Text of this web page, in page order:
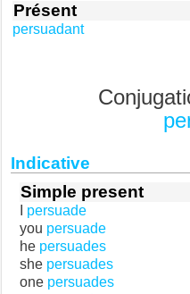
Présent
persuadant
Indicative
Simple present
persuade
you persuade
he persuades
she persuades
one persuades